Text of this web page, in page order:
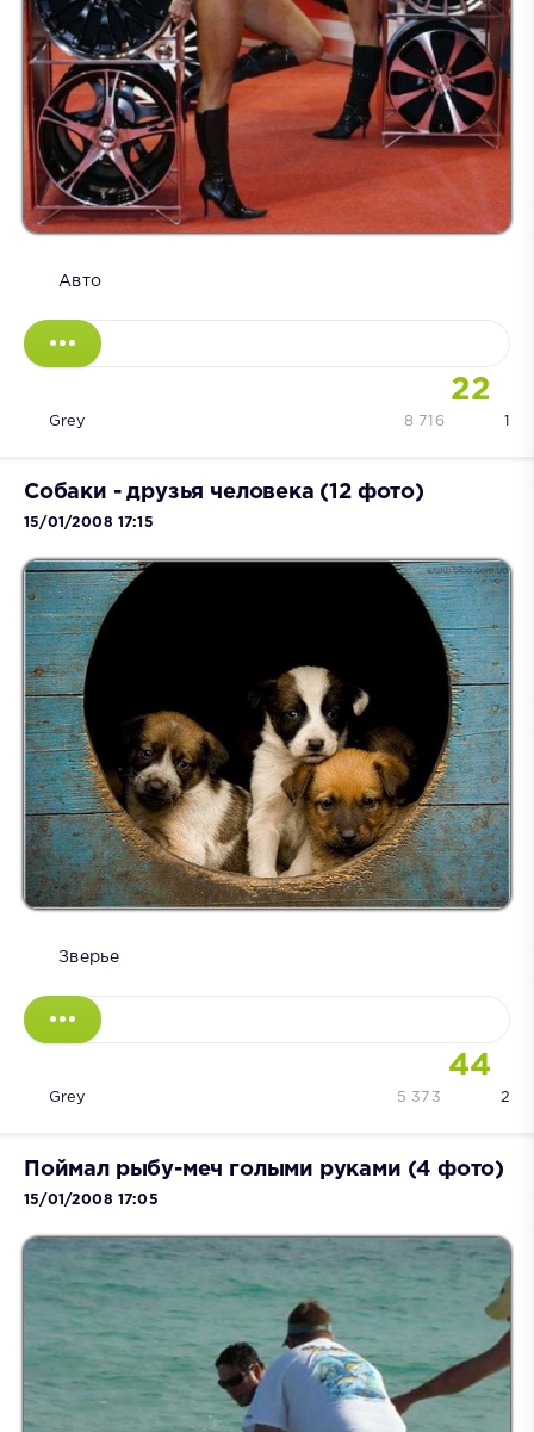
Авто
22
Grey 1
8 716
Собаки - друзья человека (12 фото)
15/01/2008 17:15
Зверье
44
Grey 2
5 373
Поймал рыбу-меч голыми руками (4 фото)
15/01/2008 17:05